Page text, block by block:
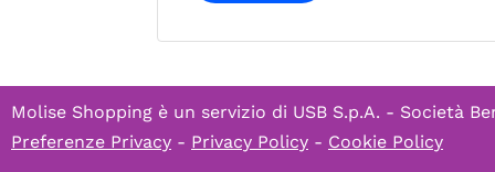
Molise Shopping è un servizio di USB S.p.A. - Società
Preferenze Privacy - Privacy Policy - Cookie Policy